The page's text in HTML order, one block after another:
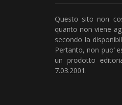
Questo sito non
quanto non viene
secondo la
Pertanto, non puo’
un prodotto
7.03.2001.